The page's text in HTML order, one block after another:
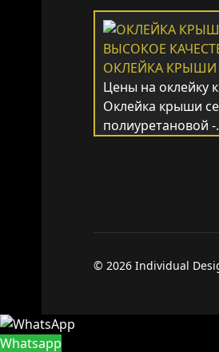
ОКЛЕЙКА КРЫШИ
Цены на оклейку
Оклейка крыши
полиуретановой
© 2026 Individual
Whatsapp